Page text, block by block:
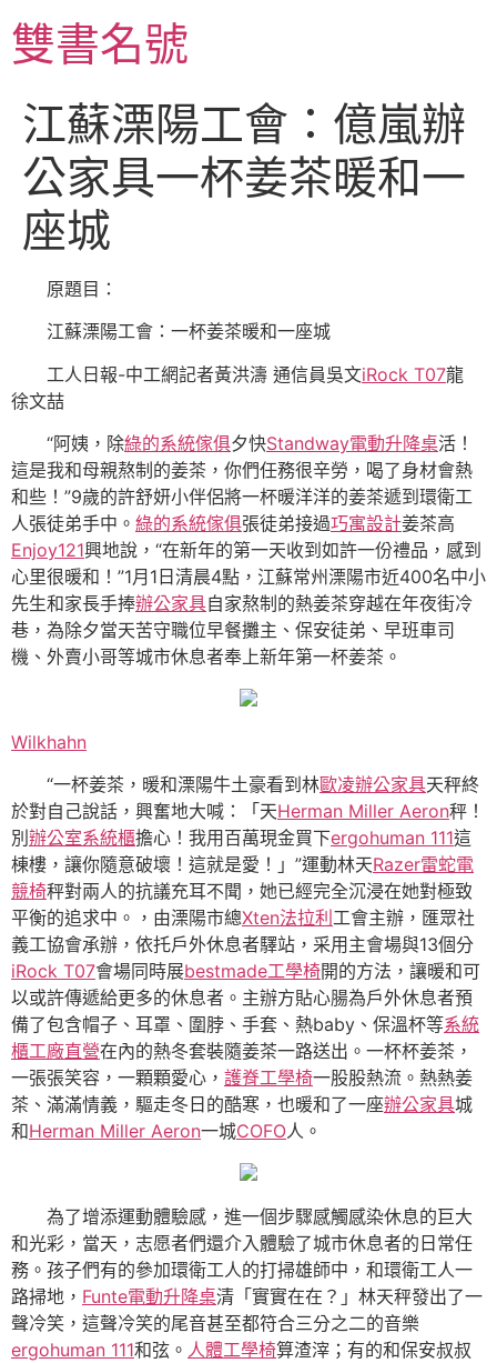
至
主雙書名號
江蘇溧陽工會：億嵐辦
公家具一杯姜茶暖和一
座城
原題目：
江蘇溧陽工會：一杯姜茶暖和一座城
工人日報-中工網記者黃洪濤 通信員吳文iRock T07龍
徐文喆
“阿姨，除綠的系統傢俱夕快Standway電動升降桌活！
這是我和母親熬制的姜茶，你們任務很辛勞，喝了身材會熱
和些！”9歲的許舒妍小伴侶將一杯暖洋洋的姜茶遞到環衛工
人張徒弟手中。 綠的系統傢俱張徒弟接過巧寓設計姜茶高
Enjoy121興地說，“在新年的第一天收到如許一份禮品，感到
心里很暖和！”1月1日清晨4點，江蘇常州溧陽市近400名中小
先生和家長手捧辦公家具自家熬制的熱姜茶穿越在年夜街冷
巷，為除夕當天苦守職位早餐攤主、保安徒弟、早班車司
機、外賣小哥等城市休息者奉上新年第一杯姜茶。
Wilkhahn
“一杯姜茶，暖和溧陽牛土豪看到林歐凌辦公家具天秤終
於對自己說話，興奮地大喊：「天Herman Miller Aeron秤！
別 辦公室系統櫃擔心！我用百萬現金買下ergohuman 111這
棟樓，讓你隨意破壞！這就是愛！」”運動林天Razer雷蛇電
競椅秤對兩人的抗議充耳不聞，她已經完全沉浸在她對極致
平衡的追求中。，由溧陽市總Xten法拉利 工會主辦，匯眾社
義工協會承辦，依托戶外休息者驛站，采用主會場與13個分
iRock T07會場同時展bestmade工學椅開的方法，讓暖和可
以或許傳遞給更多的休息者。主辦方貼心腸為戶外休息者預
備了包含帽子、耳罩、圍脖、手套、熱baby、保溫杯等系統
櫃工廠直營在內的熱冬套裝隨姜茶一路送出。一杯杯姜茶，
一張張笑容，一顆顆愛心， 護脊工學椅一股股熱流。熱熱姜
茶、滿滿情義，驅走冬日的酷寒，也暖和了一座辦公家具城
和Herman Miller Aeron一城COFO人。
為了增添運動體驗感，進一個步驟感觸感染休息的巨大
和光彩，當天，志愿者們還介入體驗了城市休息者的日常任
務。孩子們有的參加環衛工人的打掃雄師中，和環衛工人一
路掃地， Funte電動升降桌清「實實在在？」林天秤發出了一
聲冷笑，這聲冷笑的尾音甚至都符合三分之二的音樂
ergohuman 111和弦。 人體工學椅算渣滓；有的和保安叔叔